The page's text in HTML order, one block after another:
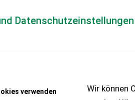
Datenschutzeinstellungen
verwenden
Wir können